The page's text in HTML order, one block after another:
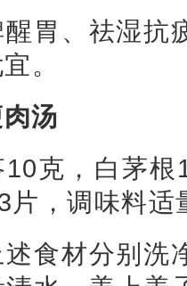
胃、祛湿抗
。
汤
克，白茅
片，调味料适
食材分别洗